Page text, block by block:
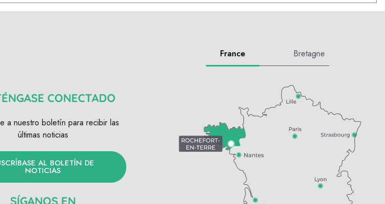
CONECTADO
a nuestro boletín para recibir las
últimas noticias
AL BOLETÍN DE
NOTICIAS
SÍGANOS EN
France Bretagne